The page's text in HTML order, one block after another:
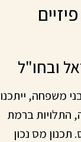
משפחה, ייתכנו
התלויות ברמת
מס נכון